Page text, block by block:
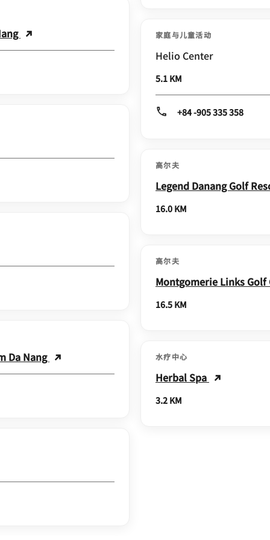
Da Nang
家庭与儿童活动
Helio Center
5.1 KM
+84 -905 335 358
高尔夫
Legend Danang Golf
16.0 KM
高尔夫
Montgomerie Links
16.5 KM
水疗中心
Herbal Spa
3.2 KM